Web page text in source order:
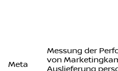
Meta
Messung der
von
Auslieferung